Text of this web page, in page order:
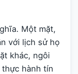
Một mặt,
với lịch sử họ
khác, ngôi
hành tín